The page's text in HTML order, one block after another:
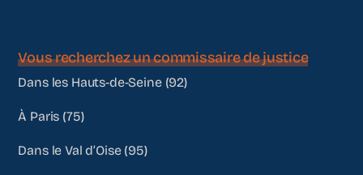
Vous recherchez un commissaire de justice
Dans les Hauts-de-Seine (92)
À Paris (75)
Dans le Val d’Oise (95)